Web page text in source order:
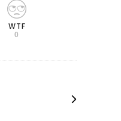
WTF
0